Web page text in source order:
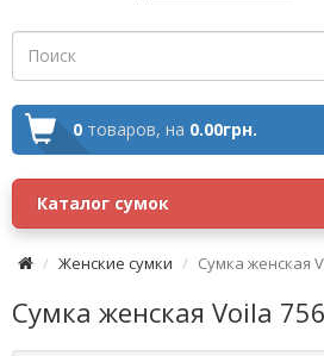
0 товаров, на 0.00грн.
Каталог сумок
Женские сумки Сумка женская
Сумка женская Voila